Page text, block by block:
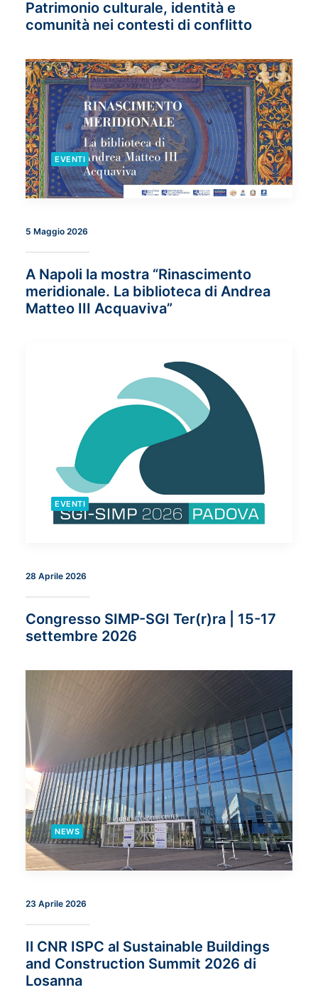
Patrimonio culturale, identità e
comunità nei contesti di conflitto
EVENTI
5 Maggio 2026
A Napoli la mostra “Rinascimento
meridionale. La biblioteca di Andrea
Matteo III Acquaviva”
EVENTI
28 Aprile 2026
Congresso SIMP-SGI Ter(r)ra | 15-17
settembre 2026
NEWS
23 Aprile 2026
Il CNR ISPC al Sustainable Buildings
and Construction Summit 2026 di
Losanna